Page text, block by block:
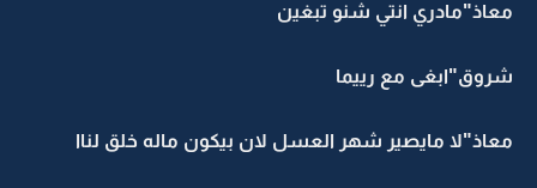
معاذ"مادري انتي شنو تبغين
شروق"ابغى مع رييما
معاذ"لا مايصير شهر العسل لان بيكون ماله خلق لناا